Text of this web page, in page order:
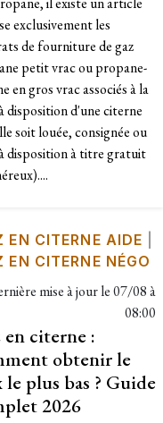
exclusivement les
de fourniture de gaz
petit vrac ou propane-
en gros vrac associés à la
disposition d'une citerne
soit louée, consignée ou
disposition à titre gratuit
EN CITERNE AIDE
EN CITERNE NÉGO
mise à jour le07/08 à
08:00
en citerne :
obtenir le
plus bas ? Guide
2026